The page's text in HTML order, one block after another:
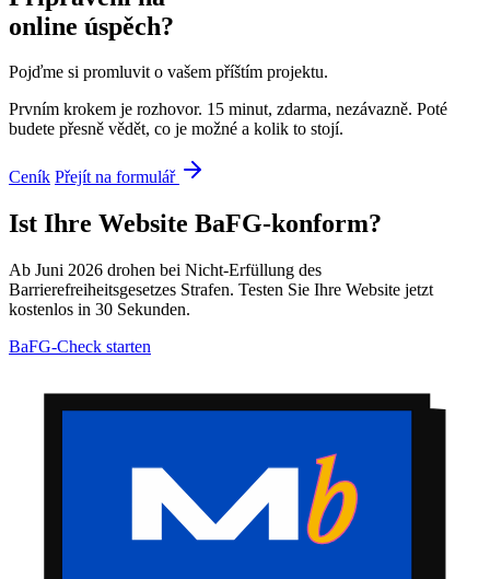
online úspěch?
Pojďme si promluvit o vašem příštím projektu.
Prvním krokem je rozhovor. 15 minut, zdarma, nezávazně. Poté
budete přesně vědět, co je možné a kolik to stojí.
Ceník Přejít na formulář
Ist Ihre Website BaFG-konform?
Ab Juni 2026 drohen bei Nicht-Erfüllung des
Barrierefreiheitsgesetzes Strafen. Testen Sie Ihre Website jetzt
kostenlos in 30 Sekunden.
BaFG-Check starten